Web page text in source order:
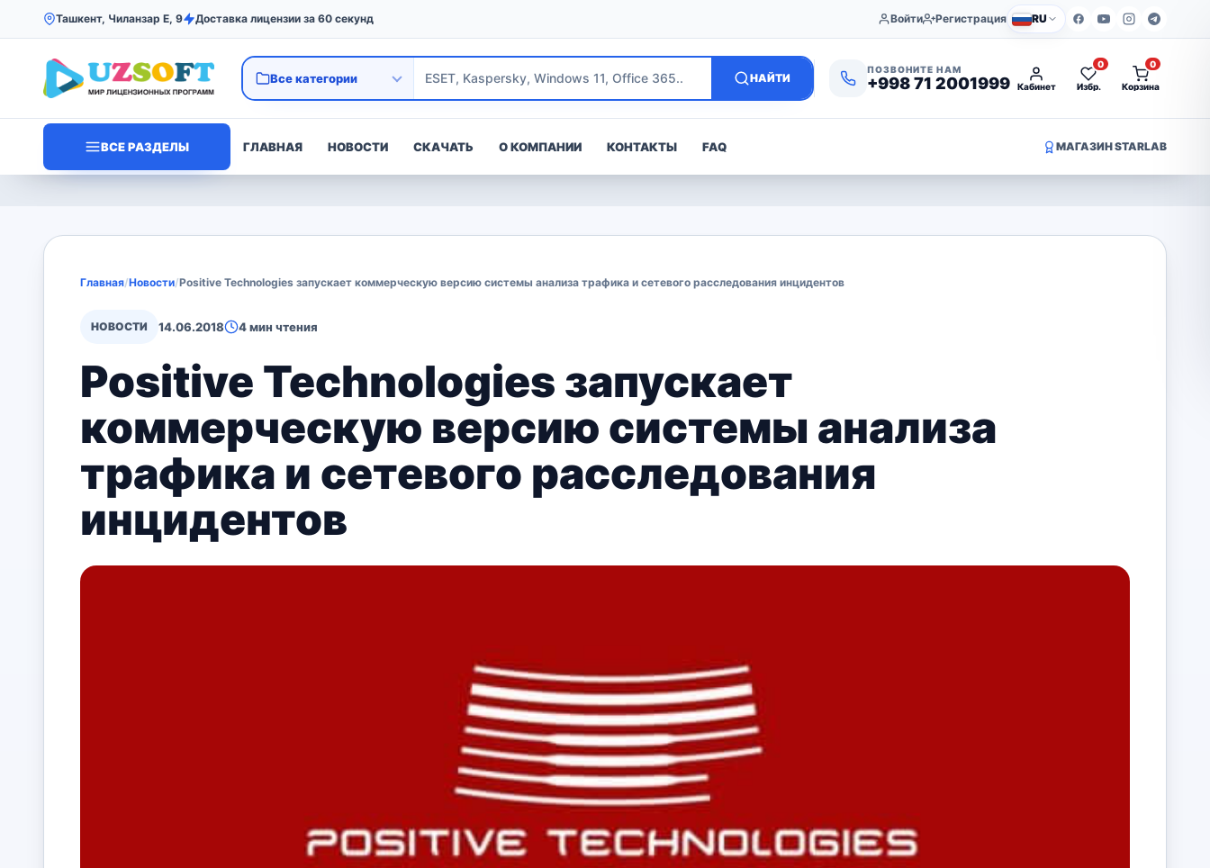
Ташкент, Чиланзар Е, 9 Доставка лицензии за 60 секунд Войти Регистрация RU
НАЙТИ
ПОЗВОНИТЕ НАМ
+998 71 2001999 Кабинет Избр.
0
Корзина
0
ВСЕ РАЗДЕЛЫ ГЛАВНАЯ НОВОСТИ СКАЧАТЬ О КОМПАНИИ КОНТАКТЫ FAQ МАГАЗИН STARLAB
Главная/Новости/Positive Technologies запускает коммерческую версию системы анализа трафика и сетевого расследования инцидентов
НОВОСТИ 14.06.2018 4 мин чтения
Positive Technologies запускает
коммерческую версию системы анализа
трафика и сетевого расследования
инцидентов